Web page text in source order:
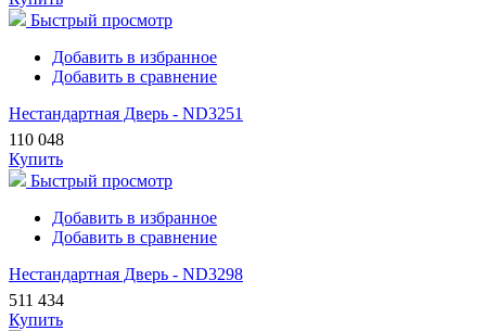
Быстрый просмотр
Добавить в избранное
Добавить в сравнение
Нестандартная Дверь - ND3251
110 048
Купить
Быстрый просмотр
Добавить в избранное
Добавить в сравнение
Нестандартная Дверь - ND3298
511 434
Купить